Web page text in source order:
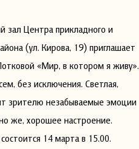
зал Центра прикладного и
(ул. Кирова, 19) приглашает
«Мир, в котором я живу».
без исключения. Светлая,
зрителю незабываемые эмоции
же, хорошее настроение.
14 марта в 15.00.